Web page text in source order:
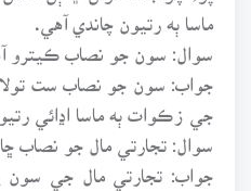
ماسا ٻه رتيون چاندي آهي.
سوال: سون جو نصاب ڪيترو
جواب: سون جو نصاب ست
جي زڪوات ٻه ماسا اڍائي
سوال: تجارتي مال جو نصاب
جواب: تجارتي مال جي سون